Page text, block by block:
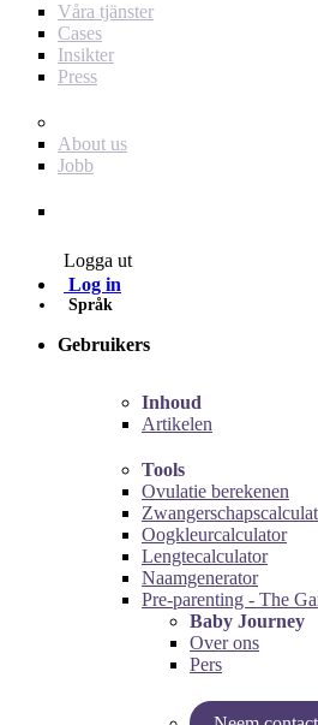
Våra tjänster
Cases
Insikter
Press
About us
Jobb
Logga ut
Log in
Språk
Gebruikers
Inhoud
Artikelen
Tools
Ovulatie berekenen
Oogkleurcalculator
Lengtecalculator
Naamgenerator
Pre-parenting - The
Baby Journey
Over ons
Pers